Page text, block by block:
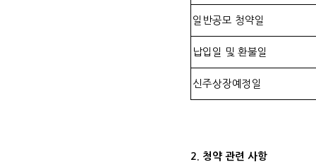
일반공모 청약일
납입일 및 환불일
신주상장예정일
2. 청약 관련 사항